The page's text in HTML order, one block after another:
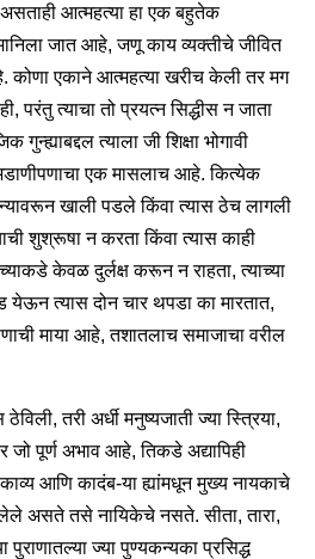
असताही आत्महत्या हा एक बहुतेक
जात आहे, जणू काय व्यक्तीचे जीवित
कोणा एकाने आत्महत्या खरीच केली तर मग
परंतु त्याचा तो प्रयत्न सिद्धीस न जाता
त्याला जी शिक्षा भोगावी
एक मासलाच आहे. कित्येक
खाली पडले किंवा त्यास ठेच लागली
शुश्रूषा न करता किंवा त्यास काही
केवळ दुर्लक्ष करून न राहता, त्याच्या
येऊन त्यास दोन चार थपडा का मारतात,
माया आहे, तशातलाच समाजाचा वरील
ठेविली, तरी अर्धी मनुष्यजाती ज्या स्त्रिया,
जो पूर्ण अभाव आहे, तिकडे अद्यापिही
आणि कादंब-या ह्यांमधून मुख्य नायकाचे
असते तसे नायिकेचे नसते. सीता, तारा,
पुराणातल्या ज्या पुण्यकन्यका प्रसिद्ध